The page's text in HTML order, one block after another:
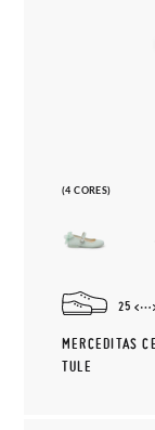
(4 CORES)
25
MERCEDITAS
TULE